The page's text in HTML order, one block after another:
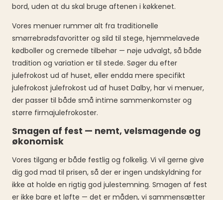
bord, uden at du skal bruge aftenen i køkkenet.
Vores menuer rummer alt fra traditionelle
smørrebrødsfavoritter og sild til stege, hjemmelavede
kødboller og cremede tilbehør — nøje udvalgt, så både
tradition og variation er til stede. Søger du efter
julefrokost ud af huset, eller endda mere specifikt
julefrokost julefrokost ud af huset Dalby, har vi menuer,
der passer til både små intime sammenkomster og
større firmajulefrokoster.
Smagen af fest — nemt, velsmagende og
økonomisk
Vores tilgang er både festlig og folkelig. Vi vil gerne give
dig god mad til prisen, så der er ingen undskyldning for
ikke at holde en rigtig god julestemning. Smagen af fest
er ikke bare et løfte — det er måden, vi sammensætter